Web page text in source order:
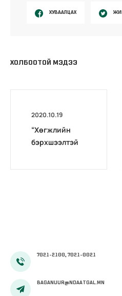
ХУВААЛЦАХ
ХОЛБООТОЙ МЭДЭЭ
2020.10.19
“Хөгжлийн
бэрхшээлтэй
зохион
7021-2100, 7021-0021
BAGANUUR@NDAATGAL.MN